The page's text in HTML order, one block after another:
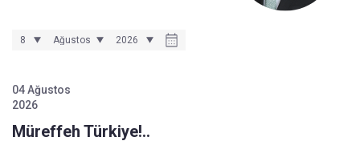
04 Ağustos
2026
Müreffeh Türkiye!..